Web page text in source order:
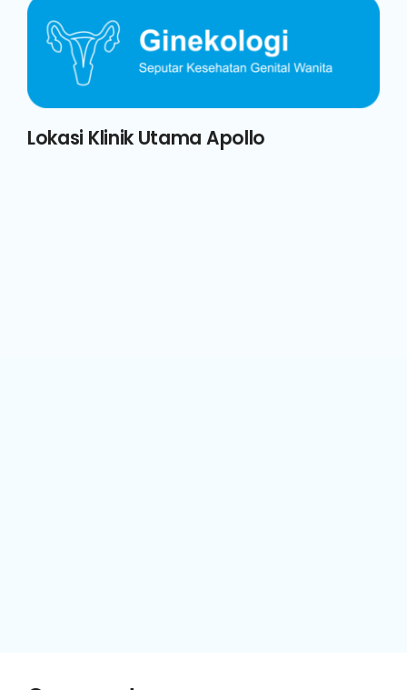
Lokasi Klinik Utama Apollo